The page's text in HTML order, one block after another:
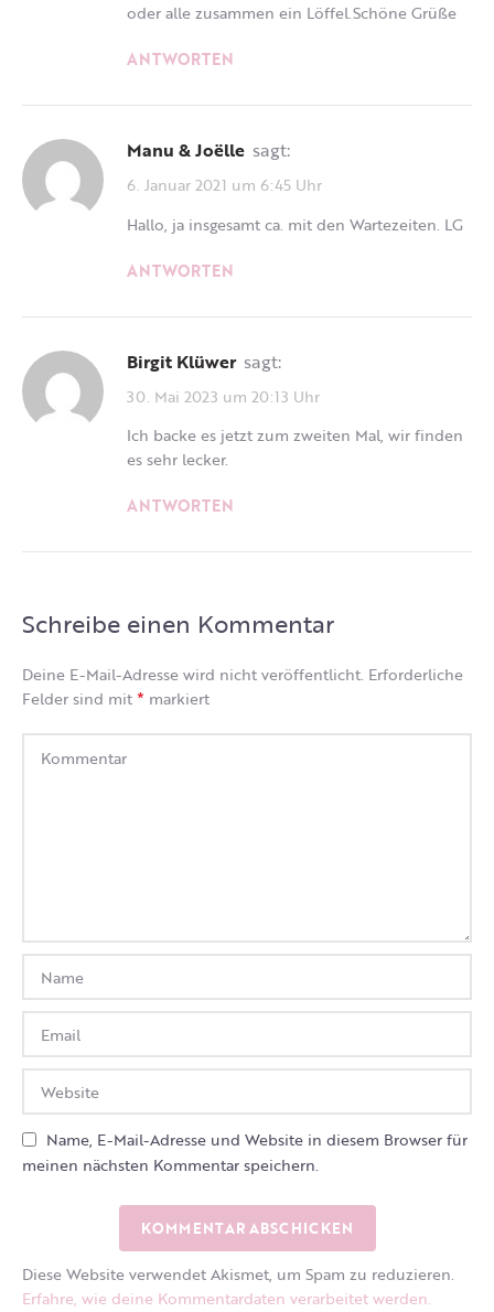
oder alle zusammen ein Löffel.Schöne Grüße
ANTWORTEN
Manu & Joëlle sagt:
6. Januar 2021 um 6:45 Uhr
Hallo, ja insgesamt ca. mit den Wartezeiten. LG
ANTWORTEN
Birgit Klüwer sagt:
30. Mai 2023 um 20:13 Uhr
Ich backe es jetzt zum zweiten Mal, wir finden
es sehr lecker.
ANTWORTEN
Schreibe einen Kommentar
Deine E-Mail-Adresse wird nicht veröffentlicht. Erforderliche
Felder sind mit* markiert
Name, E-Mail-Adresse und Website in diesem Browser für
meinen nächsten Kommentar speichern.
Diese Website verwendet Akismet, um Spam zu reduzieren.
Erfahre, wie deine Kommentardaten verarbeitet werden.